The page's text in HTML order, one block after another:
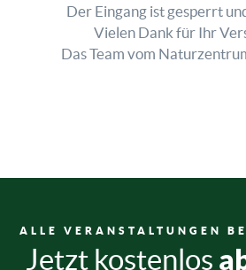
Der Eingang ist gesperrt
Vielen Dank für Ihr
Das Team vom
ALLE VERANSTALTUNGEN
Jetzt kostenlos